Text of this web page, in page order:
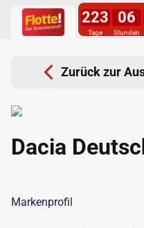
223
Tage
06
Stunden
Zurück zur
Dacia
Markenprofil